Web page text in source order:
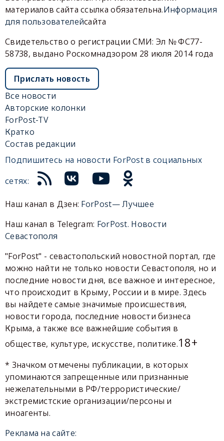
материалов сайта ссылка обязательна.Информация
для пользователейсайта
Свидетельство о регистрации СМИ: Эл № ФС77-
58738, выдано Роскомнадзором 28 июля 2014 года
Прислать новость
Все новости
Авторские колонки
ForPost-TV
Кратко
Состав редакции
Подпишитесь на новости ForPost в социальных
сетях:
Наш канал в Дзен: ForPost— Лучшее
Наш канал в Telegram: ForPost. Новости
Севастополя
"ForPost" - севастопольский новостной портал, где
можно найти не только новости Севастополя, но и
последние новости дня, все важное и интересное,
что происходит в Крыму, России и в мире. Здесь
вы найдете самые значимые происшествия,
новости города, последние новости бизнеса
Крыма, а также все важнейшие события в
обществе, культуре, искусстве, политике.18+
* Значком отмечены публикации, в которых
упоминаются запрещенные или признанные
нежелательными в РФ/террористические/
экстремистские организации/персоны и
иноагенты.
Реклама на сайте: